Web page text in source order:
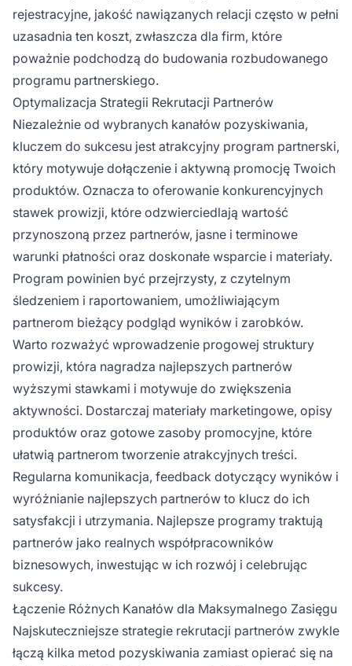
rejestracyjne, jakość nawiązanych relacji często w pełni
uzasadnia ten koszt, zwłaszcza dla firm, które
poważnie podchodzą do budowania rozbudowanego
programu partnerskiego.
Optymalizacja Strategii Rekrutacji Partnerów
Niezależnie od wybranych kanałów pozyskiwania,
kluczem do sukcesu jest atrakcyjny program partnerski,
który motywuje dołączenie i aktywną promocję Twoich
produktów. Oznacza to oferowanie konkurencyjnych
stawek prowizji, które odzwierciedlają wartość
przynoszoną przez partnerów, jasne i terminowe
warunki płatności oraz doskonałe wsparcie i materiały.
Program powinien być przejrzysty, z czytelnym
śledzeniem i raportowaniem, umożliwiającym
partnerom bieżący podgląd wyników i zarobków.
Warto rozważyć wprowadzenie progowej struktury
prowizji, która nagradza najlepszych partnerów
wyższymi stawkami i motywuje do zwiększenia
aktywności. Dostarczaj materiały marketingowe, opisy
produktów oraz gotowe zasoby promocyjne, które
ułatwią partnerom tworzenie atrakcyjnych treści.
Regularna komunikacja, feedback dotyczący wyników i
wyróżnianie najlepszych partnerów to klucz do ich
satysfakcji i utrzymania. Najlepsze programy traktują
partnerów jako realnych współpracowników
biznesowych, inwestując w ich rozwój i celebrując
sukcesy.
Łączenie Różnych Kanałów dla Maksymalnego Zasięgu
Najskuteczniejsze strategie rekrutacji partnerów zwykle
łączą kilka metod pozyskiwania zamiast opierać się na